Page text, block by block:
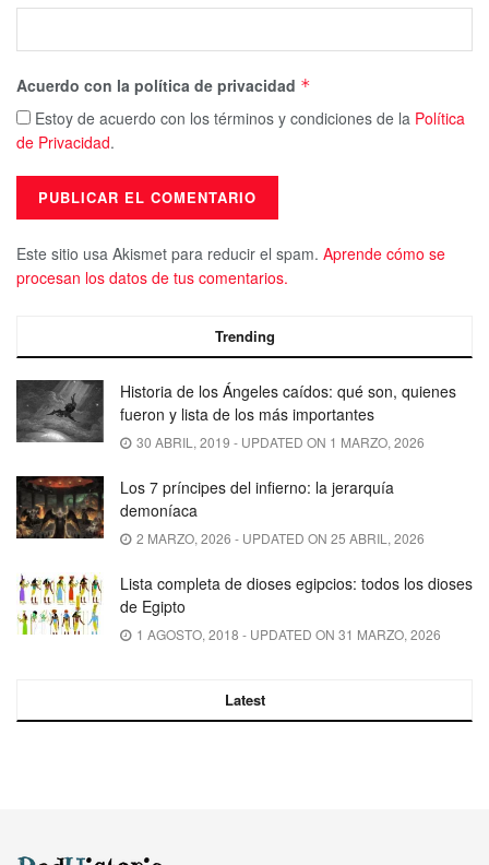
Acuerdo con la política de privacidad *
Estoy de acuerdo con los términos y condiciones de la Política
de Privacidad.
Este sitio usa Akismet para reducir el spam. Aprende cómo se
procesan los datos de tus comentarios.
Trending
Historia de los Ángeles caídos: qué son, quienes
fueron y lista de los más importantes
30 ABRIL, 2019 - UPDATED ON 1 MARZO, 2026
Los 7 príncipes del infierno: la jerarquía
demoníaca
2 MARZO, 2026 - UPDATED ON 25 ABRIL, 2026
Lista completa de dioses egipcios: todos los dioses
de Egipto
1 AGOSTO, 2018 - UPDATED ON 31 MARZO, 2026
Latest